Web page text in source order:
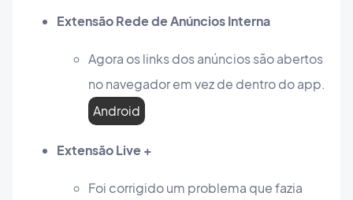
Extensão Rede de Anúncios Interna
Agora os links dos anúncios são abertos
no navegador em vez de dentro do app.
Android
Extensão Live +
Foi corrigido um problema que fazia